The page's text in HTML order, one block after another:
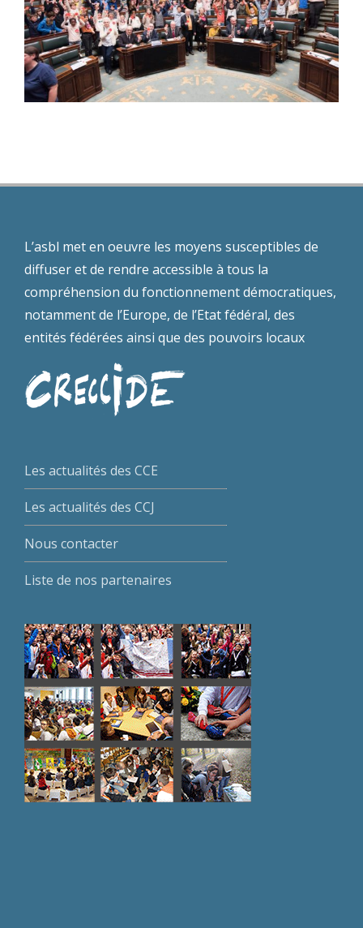
L’asbl met en oeuvre les moyens susceptibles de
diffuser et de rendre accessible à tous la
compréhension du fonctionnement démocratiques,
notamment de l’Europe, de l’Etat fédéral, des
entités fédérées ainsi que des pouvoirs locaux
Les actualités des CCE
Les actualités des CCJ
Nous contacter
Liste de nos partenaires